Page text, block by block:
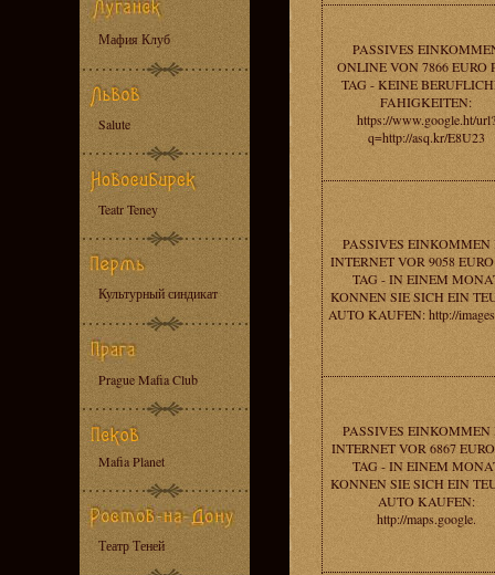
Мафия Клуб
Salute
Teatr Teney
Культурный синдикат
Prague Mafia Club
Mafia Planet
Театр Теней
PASSIVES
ONLINE VON 7866 EURO
TAG - KEINE
FAHIGKEITEN:
https://www.google.ht/url?
q=http://asq.kr/E8U23
PASSIVES EINKOMMEN
INTERNET VOR 9058
TAG - IN EINEM
KONNEN SIE SICH EIN
AUTO KAUFEN: http://
PASSIVES EINKOMMEN
INTERNET VOR 6867
TAG - IN EINEM
KONNEN SIE SICH EIN
AUTO KAUFEN:
http://maps.google.